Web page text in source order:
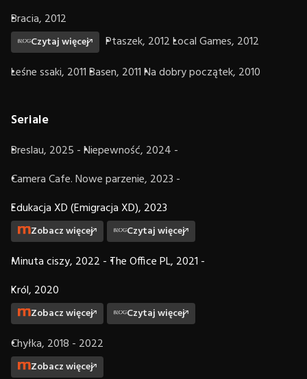
Bracia, 2012
Czytaj więcej Ptaszek, 2012Local Games, 2012
Leśne ssaki, 2011Basen, 2011Na dobry początek, 2010
Seriale
Breslau, 2025 -Niepewność, 2024 -
Camera Cafe. Nowe parzenie, 2023 -
Edukacja XD (Emigracja XD), 2023
Zobacz więcej Czytaj więcej
Minuta ciszy, 2022 - The Office PL, 2021 -
Król, 2020
Zobacz więcej Czytaj więcej
Chyłka, 2018 - 2022
Zobacz więcej